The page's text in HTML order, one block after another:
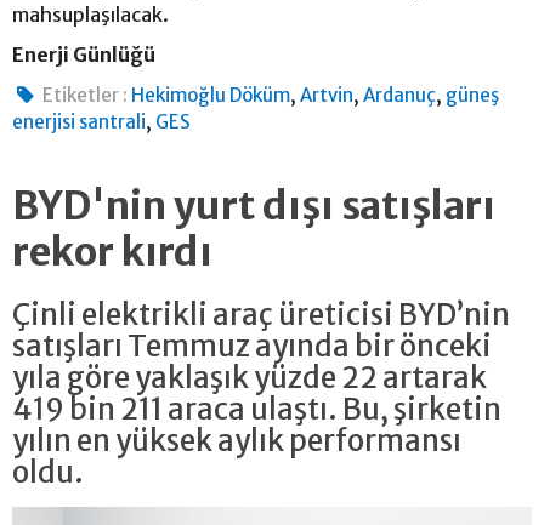
mahsuplaşılacak.
Enerji Günlüğü
Etiketler : Hekimoğlu Döküm,Artvin,Ardanuç, güneş
enerjisi santrali, GES
BYD'nin yurt dışı satışları
rekor kırdı
Çinli elektrikli araç üreticisi BYD’nin
satışları Temmuz ayında bir önceki
yıla göre yaklaşık yüzde 22 artarak
419 bin 211 araca ulaştı. Bu, şirketin
yılın en yüksek aylık performansı
oldu.